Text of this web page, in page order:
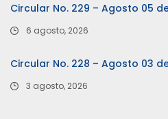
Circular No. 229 – Agosto 05
6 agosto, 2026
Circular No. 228 – Agosto 03
3 agosto, 2026